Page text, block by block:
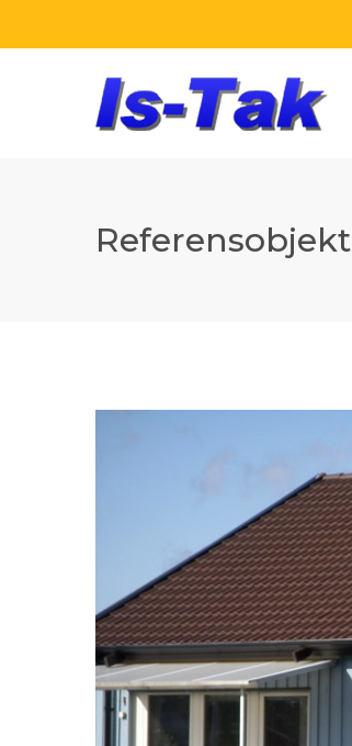
Referensobjekt